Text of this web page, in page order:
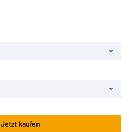
Jetzt kaufen